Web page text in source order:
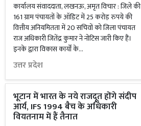
कार्यालय संवाददाता, लखनऊ, अमृत विचार : जिले की
161 ग्राम पंचायतों के ऑडिट में 25 करोड़ रुपये की
वित्तीय अनियमितता में 20 सचिवों को जिला पंचायत
राज अधिकारी जितेंद्र कुमार ने नोटिस जारी किए हैं।
इनके द्वारा विकास कार्यों के...
उत्तर प्रदेश
भूटान में भारत के नये राजदूत होंगे संदीप
आर्य, IFS 1994 बैच के अधिकारी
वियतनाम में हैं तैनात